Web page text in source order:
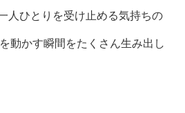
ひとりを受け止める気持ちの
動かす瞬間をたくさん生み出し